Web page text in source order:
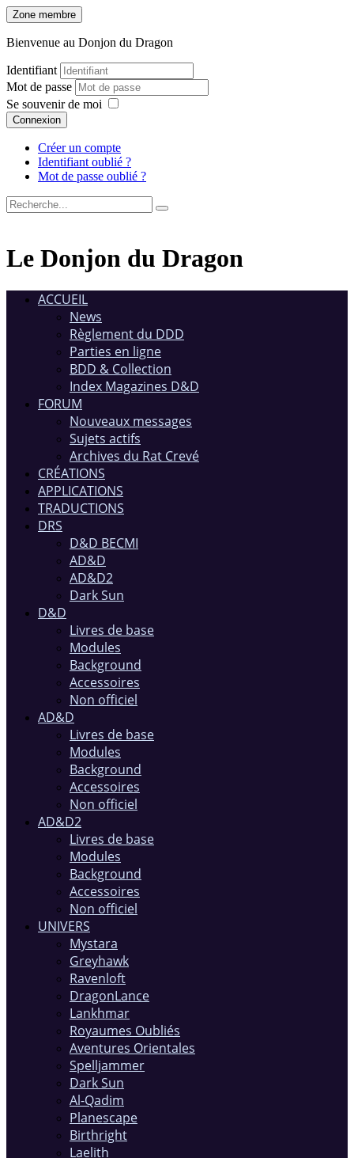
Zone membre
Bienvenue au Donjon du Dragon
Identifiant
Mot de passe
Se souvenir de moi
Connexion
Créer un compte
Identifiant oublié ?
Mot de passe oublié ?
Le Donjon du Dragon
ACCUEIL
News
Règlement du DDD
Parties en ligne
BDD & Collection
Index Magazines D&D
FORUM
Nouveaux messages
Sujets actifs
Archives du Rat Crevé
CRÉATIONS
APPLICATIONS
TRADUCTIONS
DRS
D&D BECMI
AD&D
AD&D2
Dark Sun
D&D
Livres de base
Modules
Background
Accessoires
Non officiel
AD&D
Livres de base
Modules
Background
Accessoires
Non officiel
AD&D2
Livres de base
Modules
Background
Accessoires
Non officiel
UNIVERS
Mystara
Greyhawk
Ravenloft
DragonLance
Lankhmar
Royaumes Oubliés
Aventures Orientales
Spelljammer
Dark Sun
Al-Qadim
Planescape
Birthright
Laelith